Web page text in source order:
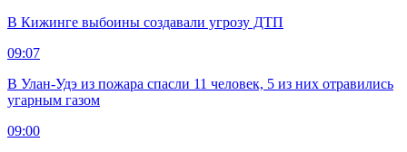
В Кижинге выбоины создавали угрозу ДТП
09:07
В Улан-Удэ из пожара спасли 11 человек, 5 из них отравились
угарным газом
09:00